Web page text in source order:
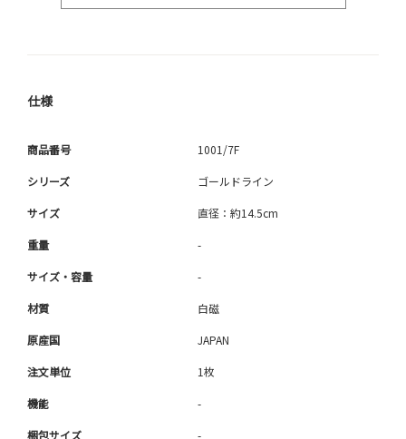
仕様
商品番号 1001/7F
シリーズ ゴールドライン
サイズ 直径：約14.5cm
重量 -
サイズ・容量 -
材質 白磁
原産国 JAPAN
注文単位 1枚
機能 -
梱包サイズ -